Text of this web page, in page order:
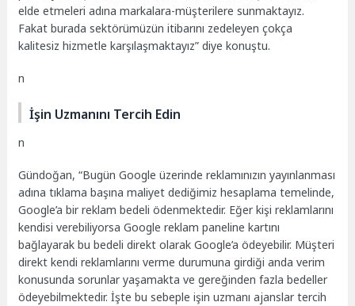
elde etmeleri adına markalara-müşterilere sunmaktayız.
Fakat burada sektörümüzün itibarını zedeleyen çokça
kalitesiz hizmetle karşılaşmaktayız” diye konuştu.
n
İşin Uzmanını Tercih Edin
n
Gündoğan, “Bugün Google üzerinde reklamınızın yayınlanması
adına tıklama başına maliyet dediğimiz hesaplama temelinde,
Google’a bir reklam bedeli ödenmektedir. Eğer kişi reklamlarını
kendisi verebiliyorsa Google reklam paneline kartını
bağlayarak bu bedeli direkt olarak Google’a ödeyebilir. Müşteri
direkt kendi reklamlarını verme durumuna girdiği anda verim
konusunda sorunlar yaşamakta ve gereğinden fazla bedeller
ödeyebilmektedir. İşte bu sebeple işin uzmanı ajanslar tercih